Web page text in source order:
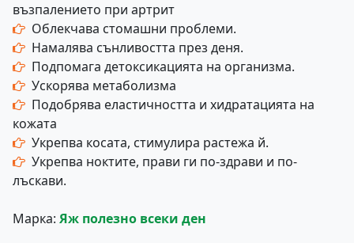
възпалението при артрит
Облекчава стомашни проблеми.
Намалява сънливостта през деня.
Подпомага детоксикацията на организма.
Ускорява метаболизма
Подобрява еластичността и хидратацията на
кожата
Укрепва косата, стимулира растежа й.
Укрепва ноктите, прави ги по-здрави и по-
лъскави.
Марка: Яж полезно всеки ден